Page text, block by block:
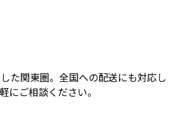
た関東圏。全国への配送にも対応し
にご相談ください。